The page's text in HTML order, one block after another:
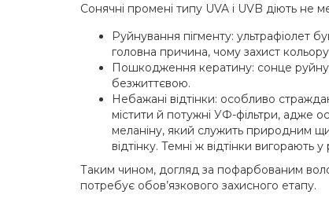
Сонячні промені типу UVA і UVB діють не
Руйнування пігменту: ультрафіолет
головна причина, чому захист
Пошкодження кератину: сонце руйнує
безжиттєвою.
Небажані відтінки: особливо
містити й потужні УФ-фільтри, адже
меланіну, який служить природним
відтінку. Темні ж відтінки вигорають
Таким чином, догляд за пофарбованим
потребує обов’язкового захисного етапу.